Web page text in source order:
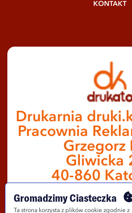
KONTAKT
Drukarnia
Pracownia
Grzegorz
Gliwicka
40-860
502 654
Gromadzimy Ciasteczka
Ta strona korzysta z plików cookie zgodnie z